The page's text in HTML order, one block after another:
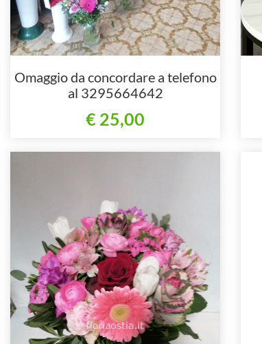
Omaggio da concordare a telefono
al 3295664642
€ 25,00